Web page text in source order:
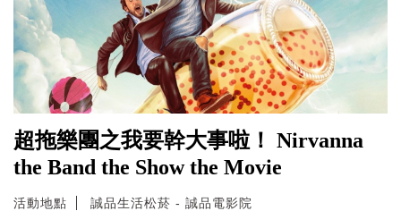
超拖樂團之我要幹大事啦！ Nirvanna
the Band the Show the Movie
活動地點
誠品生活松菸 - 誠品電影院